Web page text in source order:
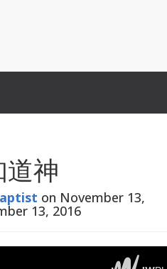
神
on November 13,
13, 2016